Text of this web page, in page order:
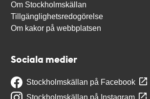
Om Stockholmskällan
Tillgänglighetsredogörelse
Om kakor på webbplatsen
Sociala medier
Stockholmskällan på Facebook
Stockholmskällan på Instagram